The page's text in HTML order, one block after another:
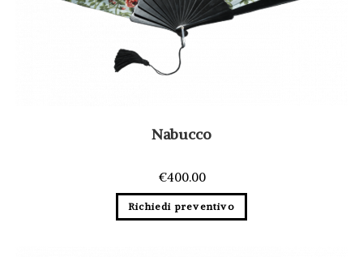
Nabucco
€400.00
Richiedi preventivo